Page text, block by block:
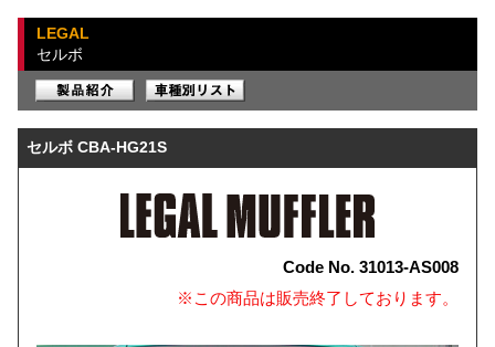
LEGAL
セルボ
セルボ CBA-HG21S
Code No. 31013-AS008
※この商品は販売終了しております。